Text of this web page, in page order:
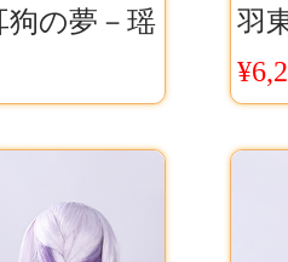
狗の夢－瑶
ラボ コ
通販
羽
ッ